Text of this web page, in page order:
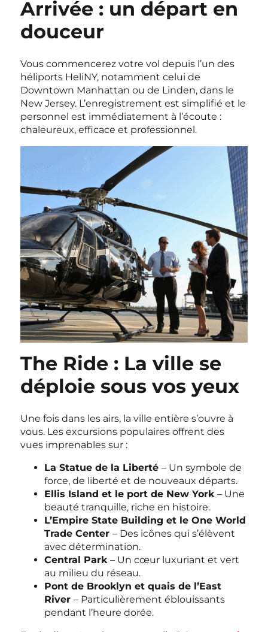
Arrivée : un départ en
douceur
Vous commencerez votre vol depuis l’un des
héliports HeliNY, notamment celui de
Downtown Manhattan ou de Linden, dans le
New Jersey. L’enregistrement est simplifié et le
personnel est immédiatement à l’écoute :
chaleureux, efficace et professionnel.
The Ride : La ville se
déploie sous vos yeux
Une fois dans les airs, la ville entière s’ouvre à
vous. Les excursions populaires offrent des
vues imprenables sur :
La Statue de la Liberté – Un symbole de
force, de liberté et de nouveaux départs.
Ellis Island et le port de New York – Une
beauté tranquille, riche en histoire.
L’Empire State Building et le One World
Trade Center – Des icônes qui s’élèvent
avec détermination.
Central Park – Un cœur luxuriant et vert
au milieu du réseau.
Pont de Brooklyn et quais de l’East
River – Particulièrement éblouissants
pendant l’heure dorée.